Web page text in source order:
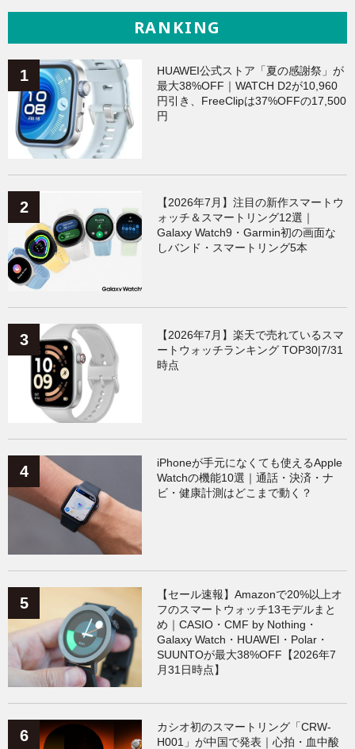
RANKING
HUAWEI公式ストア「夏の感謝祭」が
最大38%OFF｜WATCH D2が10,960
円引き、FreeClipは37%OFFの17,500
円
【2026年7月】注目の新作スマートウ
ォッチ＆スマートリング12選｜
Galaxy Watch9・Garmin初の画面な
しバンド・スマートリング5本
【2026年7月】楽天で売れているスマ
ートウォッチランキング TOP30|7/31
時点
iPhoneが手元になくても使えるApple
Watchの機能10選｜通話・決済・ナ
ビ・健康計測はどこまで動く？
【セール速報】Amazonで20%以上オ
フのスマートウォッチ13モデルまと
め｜CASIO・CMF by Nothing・
Galaxy Watch・HUAWEI・Polar・
SUUNTOが最大38%OFF【2026年7
月31日時点】
カシオ初のスマートリング「CRW-
H001」が中国で発表｜心拍・血中酸